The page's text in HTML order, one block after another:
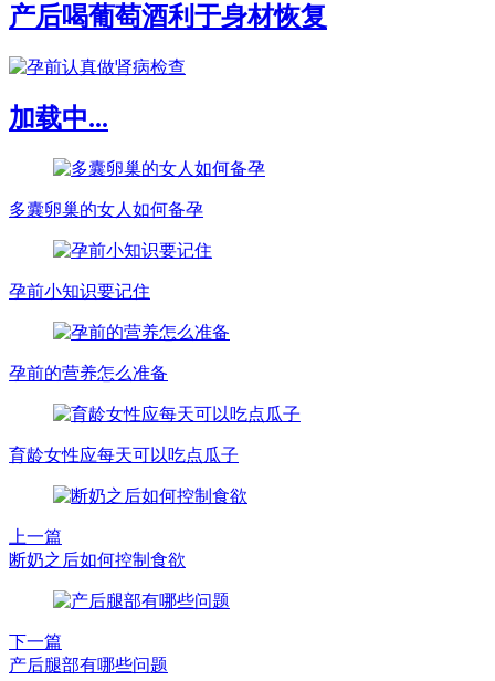
产后喝葡萄酒利于身材恢复
加载中...
多囊卵巢的女人如何备孕
孕前小知识要记住
孕前的营养怎么准备
育龄女性应每天可以吃点瓜子
上一篇
断奶之后如何控制食欲
下一篇
产后腿部有哪些问题